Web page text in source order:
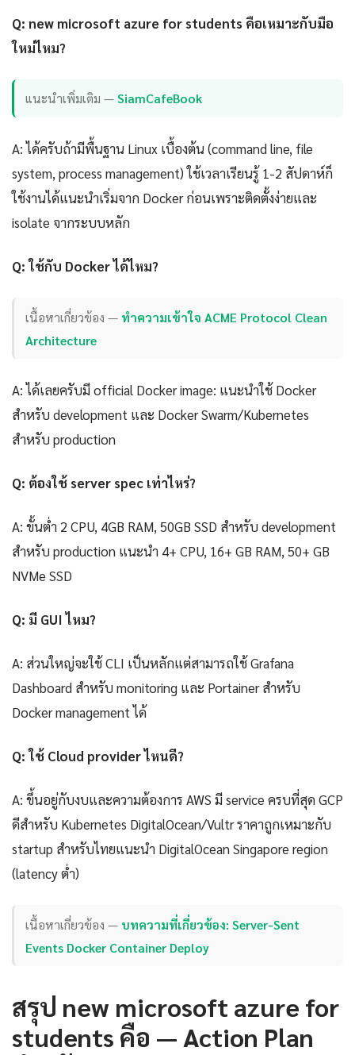
Q: new microsoft azure for students คือเหมาะกับมือ
ใหม่ไหม?
แนะนำเพิ่มเติม —SiamCafeBook
A: ได้ครับถ้ามีพื้นฐาน Linux เบื้องต้น (command line, file
system, process management) ใช้เวลาเรียนรู้ 1-2 สัปดาห์ก็
ใช้งานได้แนะนำเริ่มจาก Docker ก่อนเพราะติดตั้งง่ายและ
isolate จากระบบหลัก
Q: ใช้กับ Docker ได้ไหม?
เนื้อหาเกี่ยวข้อง — ทำความเข้าใจ ACME Protocol Clean
Architecture
A: ได้เลยครับมี official Docker image: แนะนำใช้ Docker
สำหรับ development และ Docker Swarm/Kubernetes
สำหรับ production
Q: ต้องใช้ server spec เท่าไหร่?
A: ขั้นต่ำ 2 CPU, 4GB RAM, 50GB SSD สำหรับ development
สำหรับ production แนะนำ 4+ CPU, 16+ GB RAM, 50+ GB
NVMe SSD
Q: มี GUI ไหม?
A: ส่วนใหญ่จะใช้ CLI เป็นหลักแต่สามารถใช้ Grafana
Dashboard สำหรับ monitoring และ Portainer สำหรับ
Docker management ได้
Q: ใช้ Cloud provider ไหนดี?
A: ขึ้นอยู่กับงบและความต้องการ AWS มี service ครบที่สุด GCP
ดีสำหรับ Kubernetes DigitalOcean/Vultr ราคาถูกเหมาะกับ
startup สำหรับไทยแนะนำ DigitalOcean Singapore region
(latency ต่ำ)
เนื้อหาเกี่ยวข้อง — บทความที่เกี่ยวข้อง: Server-Sent
Events Docker Container Deploy
สรุป new microsoft azure for
students คือ — Action Plan